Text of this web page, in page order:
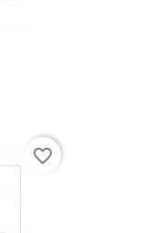
favorite_border